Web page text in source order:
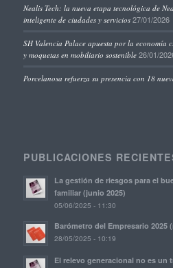
Nealis Tech: la nueva etapa tecnológica de
inteligente de ciudades y servicios 27/01/2026
SH Valencia Palace apuesta por la economía
y moquetas en mobiliario sostenible 26/01/
Porcelanosa refuerza su presencia con 18
PUBLICACIONES
La gestión de riesgos para el
familiar (junio 2025)
05/06/2025 - 11:30
Barómetro del Empresario 2025
28/05/2025 - 10:19
El relevo generacional no es un